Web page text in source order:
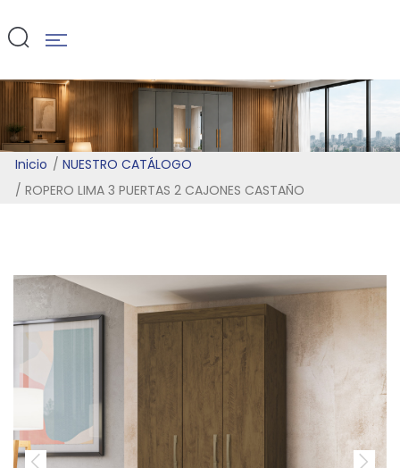
CASTAÑO
Inicio
NUESTRO CATÁLOGO
ROPERO LIMA 3 PUERTAS 2 CAJONES CASTAÑO